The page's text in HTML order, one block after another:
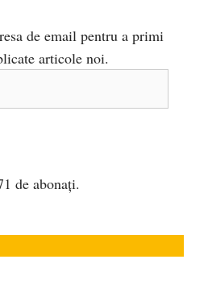
de email pentru a primi
articole noi.
de abonați.